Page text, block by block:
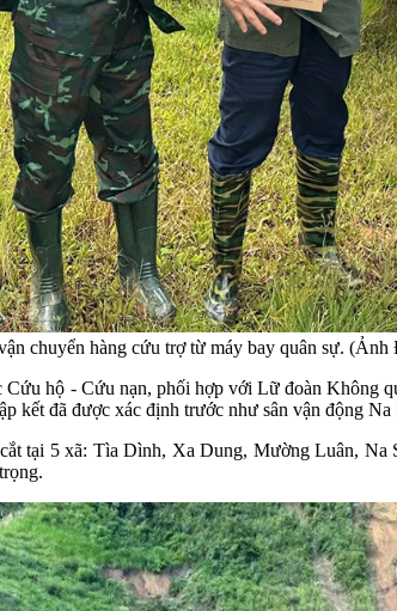
chuyển hàng cứu trợ từ máy bay quân sự.
hộ - Cứu nạn, phối hợp với Lữ đoàn Không
kết đã được xác định trước như sân vận động
tại 5 xã: Tìa Dình, Xa Dung, Mường Luân,